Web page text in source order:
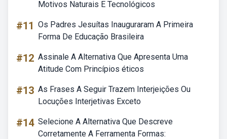
Motivos Naturais E Tecnológicos
#11 Os Padres Jesuítas Inauguraram A Primeira
Forma De Educação Brasileira
#12 Assinale A Alternativa Que Apresenta Uma
Atitude Com Princípios éticos
#13 As Frases A Seguir Trazem Interjeições Ou
Locuções Interjetivas Exceto
#14 Selecione A Alternativa Que Descreve
Corretamente A Ferramenta Formas: